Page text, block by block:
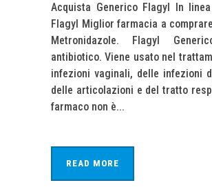
Acquista Generico Flagyl In
Flagyl Miglior farmacia a
Metronidazole. Flagyl
antibiotico. Viene usato nel
infezioni vaginali, delle infezioni
delle articolazioni e del tratto
farmaco non è...
READ MORE